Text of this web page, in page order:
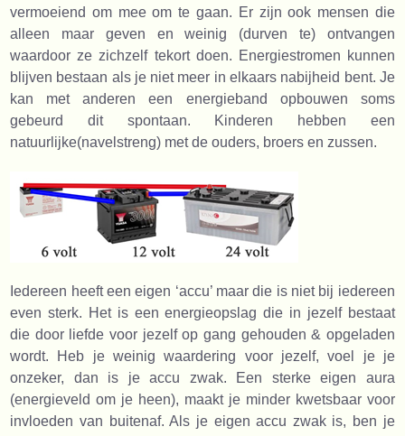
vermoeiend om mee om te gaan. Er zijn ook mensen die
alleen maar geven en weinig (durven te) ontvangen
waardoor ze zichzelf tekort doen. Energiestromen kunnen
blijven bestaan als je niet meer in elkaars nabijheid bent. Je
kan met anderen een energieband opbouwen soms
gebeurd dit spontaan. Kinderen hebben een
natuurlijke(navelstreng) met de ouders, broers en zussen.
Iedereen heeft een eigen ‘accu’ maar die is niet bij iedereen
even sterk. Het is een energieopslag die in jezelf bestaat
die door liefde voor jezelf op gang gehouden & opgeladen
wordt. Heb je weinig waardering voor jezelf, voel je je
onzeker, dan is je accu zwak. Een sterke eigen aura
(energieveld om je heen), maakt je minder kwetsbaar voor
invloeden van buitenaf. Als je eigen accu zwak is, ben je